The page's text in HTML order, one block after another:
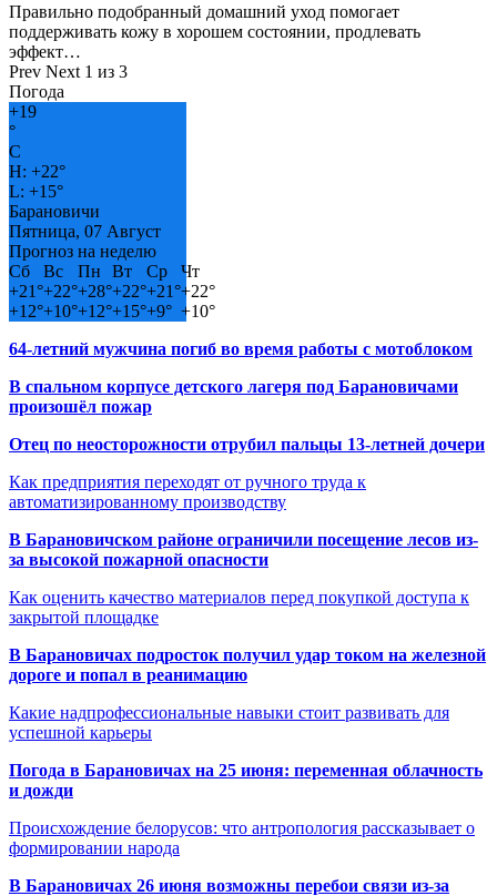
Правильно подобранный домашний уход помогает
поддерживать кожу в хорошем состоянии, продлевать
эффект…
Prev Next 1 из 3
Погода
+19
°
C
H: +22°
L: +15°
Барановичи
Пятница, 07 Август
Прогноз на неделю
Сб
Вс Пн Вт Ср
Чт
+21°+22°+28°+22°+21°+22°
+12°+10°+12°+15°+9° +10°
64-летний мужчина погиб во время работы с мотоблоком
В спальном корпусе детского лагеря под Барановичами
произошёл пожар
Отец по неосторожности отрубил пальцы 13-летней дочери
Как предприятия переходят от ручного труда к
автоматизированному производству
В Барановичском районе ограничили посещение лесов из-
за высокой пожарной опасности
Как оценить качество материалов перед покупкой доступа к
закрытой площадке
В Барановичах подросток получил удар током на железной
дороге и попал в реанимацию
Какие надпрофессиональные навыки стоит развивать для
успешной карьеры
Погода в Барановичах на 25 июня: переменная облачность
и дожди
Происхождение белорусов: что антропология рассказывает о
формировании народа
В Барановичах 26 июня возможны перебои связи из-за